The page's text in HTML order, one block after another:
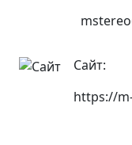
Сайт:
https://